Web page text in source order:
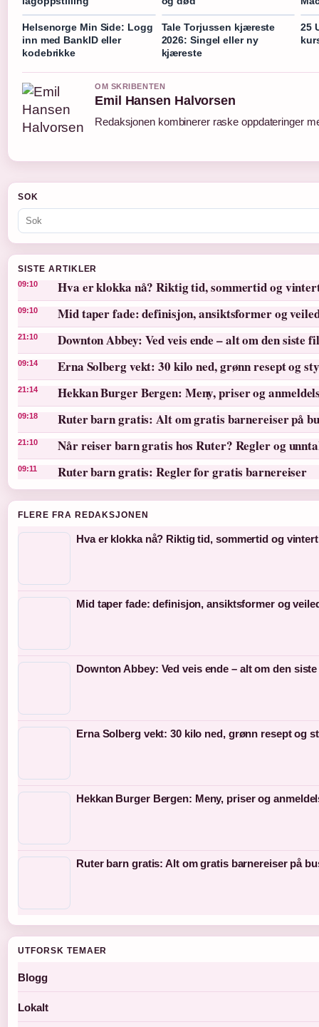
Helsenorge Min Side: Logg
inn med BankID eller
kodebrikke
Tale Torjussen kjæreste
2026: Singel eller ny
kjæreste
25
OM SKRIBENTEN
Emil Hansen Halvorsen
Redaksjonen kombinerer raske oppdateringer
SOK
SISTE ARTIKLER
09:10 Hva er klokka nå? Riktig tid, sommertid og
09:10 Mid taper fade: definisjon, ansiktsformer og
21:10 Downton Abbey: Ved veis ende – alt om den siste
09:14 Erna Solberg vekt: 30 kilo ned, grønn resept og
21:14 Hekkan Burger Bergen: Meny, priser og
09:18 Ruter barn gratis: Alt om gratis barnereiser på
21:10 Når reiser barn gratis hos Ruter? Regler og
09:11 Ruter barn gratis: Regler for gratis barnereiser
FLERE FRA REDAKSJONEN
Hva er klokka nå? Riktig tid, sommertid og
Mid taper fade: definisjon, ansiktsformer og
Downton Abbey: Ved veis ende – alt om den
Erna Solberg vekt: 30 kilo ned, grønn resept og
Hekkan Burger Bergen: Meny, priser og
Ruter barn gratis: Alt om gratis barnereiser på
UTFORSK TEMAER
Blogg
Lokalt